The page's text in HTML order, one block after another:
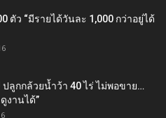
ตัว “มีรายได้วันละ 1,000 กว่าอยู่ได้
ปลูกกล้วยน้ำว้า 40 ไร่ ไม่พอขาย…
งานได้”‬